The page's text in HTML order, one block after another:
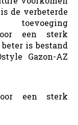
de verbeterde
een sterk
is bestand
Gazon-AZ
een sterk